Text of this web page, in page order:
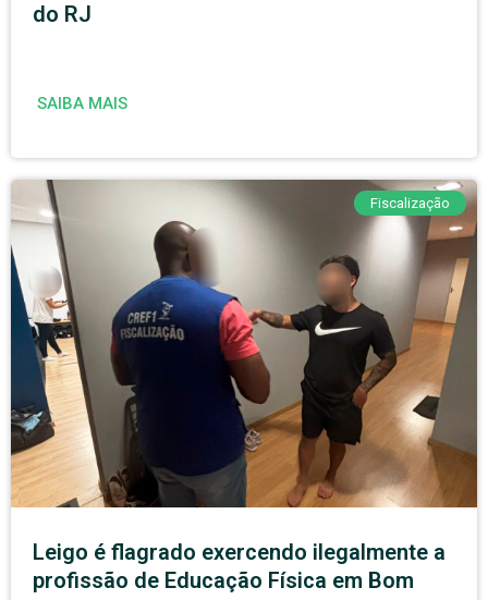
do RJ
SAIBA MAIS
Fiscalização
Leigo é flagrado exercendo ilegalmente a
profissão de Educação Física em Bom